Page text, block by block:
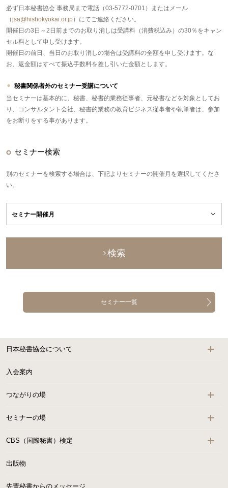
必ず日本秘書協会 事務局まで電話（03-5772-0701）またはメール
（jsa@hishokyokai.or.jp）にてご連絡ください。
開催日の3日～2日前までのお取り消しは受講料（消費税込み）の30％をキャン
セル料として申し受けます。
開催日の前日、当日のお取り消しの場合は受講料の全額を申し受けます。な
お、返金額はすべて振込手数料を差し引いた金額とします。
秘書関係者外のセミナー受講について
当セミナーは基本的に、秘書、秘書的業務従事者、元秘書などを対象としてお
り、コンサルタント会社、秘書的業務の教育ビジネス従事者や執筆者は、参加
をお断りをする事があります。
セミナー検索
別のセミナーを検索する場合は、下記よりセミナーの開催月を選択してくださ
い。
検索
セミナー一覧
日本秘書協会について
入会案内
つながりの場
セミナーの場
CBS（国際秘書）検定
出版物
先輩秘書からのメッセージ